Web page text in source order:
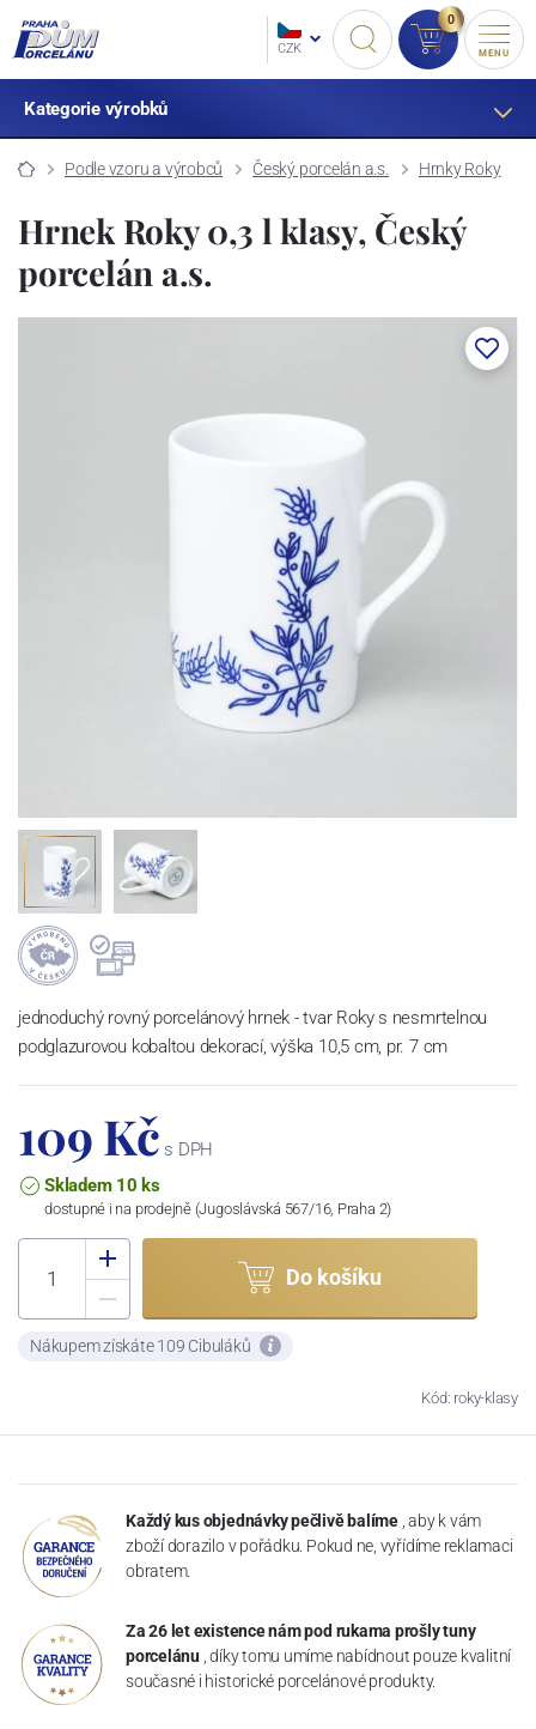
CZK
0
MENU
Kategorie výrobků
Podle vzoru a výrobců Český porcelán a.s. Hrnky Roky
Hrnek Roky 0,3 l klasy, Český
porcelán a.s.
jednoduchý rovný porcelánový hrnek - tvar Roky s nesmrtelnou
podglazurovou kobaltou dekorací, výška 10,5 cm, pr. 7 cm
109 Kč s DPH
Skladem 10 ks
dostupné i na prodejně (Jugoslávská 567/16, Praha 2)
Do košíku
Nákupem získáte 109 Cibuláků
Kód: roky-klasy
Každý kus objednávky pečlivě balíme , aby k vám
zboží dorazilo v pořádku. Pokud ne, vyřídíme reklamaci
obratem.
Za 26 let existence nám pod rukama prošly tuny
porcelánu , díky tomu umíme nabídnout pouze kvalitní
současné i historické porcelánové produkty.